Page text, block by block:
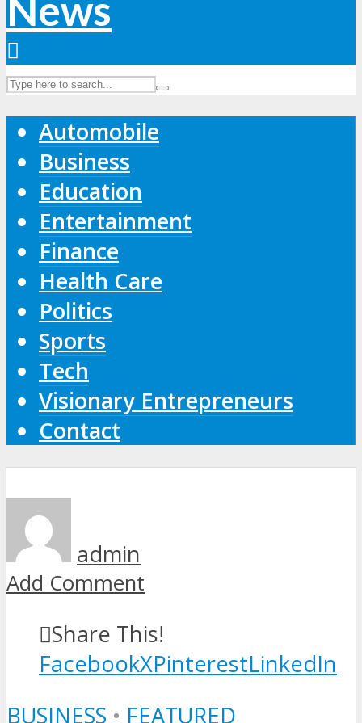
Automobile
Business
Education
Entertainment
Finance
Health Care
Politics
Sports
Tech
Visionary Entrepreneurs
Contact
admin
Add Comment
Share This!
FacebookXPinterestLinkedIn
BUSINESS • FEATURED